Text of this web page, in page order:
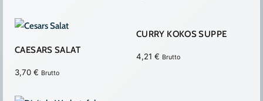
CAESARS SALAT
3,70 € Brutto
CURRY KOKOS SUPPE
4,21 € Brutto